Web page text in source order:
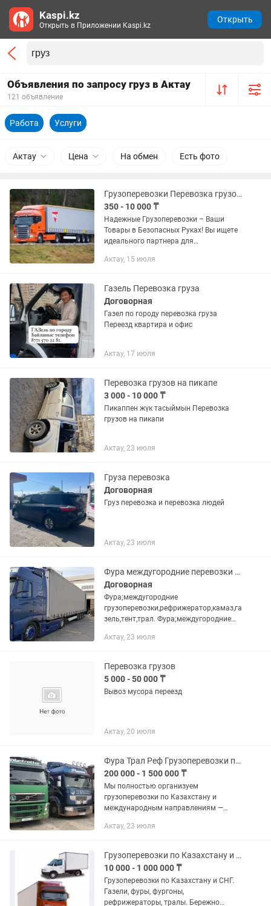
Объявления по запросу груз в Актау
121 объявление
Работа Услуги
Актау Цена На обмен Есть фото
Грузоперевозки Перевозка грузов Фура Тент Длинамер Рефрижераторы Камаз
350 - 10 000 ₸
Надежные Грузоперевозки – Ваши
Товары в Безопасных Руках! Вы ищете
идеального партнера для
надежный путь к успешной доставке!
Актау, 15 июля
Газель Перевозка груза
Договорная
Газел по городу перевозка груза
Переезд квартира и офис
Актау, 17 июля
Перевозка грузов на пикапе
3 000 - 10 000 ₸
Пикаппен жүк тасыймын Перевозка
грузов на пикапи
Актау, 23 июля
Груза перевозка
Договорная
Груз перевозка и перевозка людей
Актау, 23 июля
Фура междугородние перевозки грузов газель ,фура ,тралл,камаз,рефрижератор,
Договорная
Фура;междугородние
грузоперевозки,рефрижератор,камаз,га
зель,тент,трал. Фура;междугородние
городу,Камаз,рефрижератор,тент С
каких-либо грузов...
Актау, 23 июля
Перевозка грузов
5 000 - 50 000 ₸
Вывоз мусора переезд
Актау, 20 июля
Фура Трал Реф Грузоперевозки по всем городам Казахстана
200 000 - 1 500 000 ₸
Мы полностью организуем
грузоперевозки по Казахстану и
международным направлениям —
доставку и контролируем ваши
надежные логистические...
Актау, 23 июля
Грузоперевозки по Казахстану и СНГ
10 000 - 1 000 000 ₸
Грузоперевозки по Казахстану и СНГ.
Газели, фуры, фургоны,
рефрижераторы, тралы. Бережно
Kaspi.kz
Открыть в Приложении Kaspi.kz
Открыть